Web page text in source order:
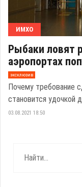
ИМХО
Рыбаки ловят
аэропортах
эксклюзив
Почему требование
становится удочкой
03.08.2021 18:50